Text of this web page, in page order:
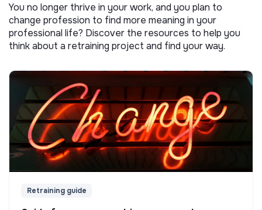
You no longer thrive in your work, and you plan to
change profession to find more meaning in your
professional life? Discover the resources to help you
think about a retraining project and find your way.
Retraining guide